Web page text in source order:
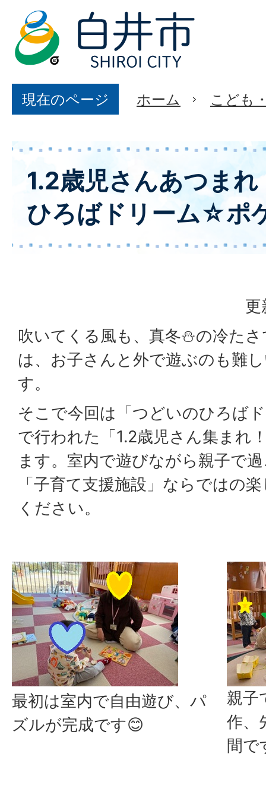
現在のページ ホーム こども
1.2歳児さんあつま
ひろばドリーム☆ポ
更
吹いてくる風も、真冬⛄の冷た
は、お子さんと外で遊ぶのも難
す。
そこで今回は「つどいのひろば
で行われた「1.2歳児さん集まれ
ます。室内で遊びながら親子で
「子育て支援施設」ならではの
ください。
最初は室内で自由遊び、パ
ズルが完成です😊
親子
作、
間で